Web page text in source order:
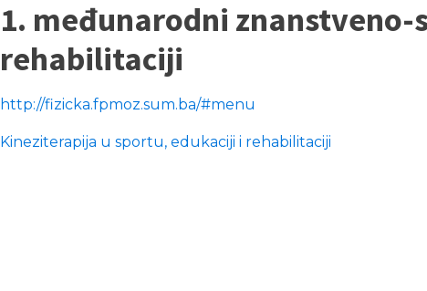
1. međunarodni
rehabilitaciji
http://fizicka.fpmoz.sum.ba/#menu
Kineziterapija u sportu, edukaciji i rehabilitaciji